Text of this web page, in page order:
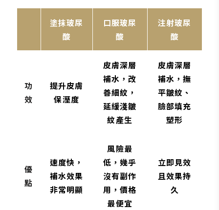
塗抹玻尿
酸
口服玻尿
酸
注射玻尿
酸
功
效
提升皮膚
保溼度
皮膚深層
補水，改
善細紋，
延緩淺皺
紋產生
皮膚深層
補水，撫
平皺紋、
臉部填充
塑形
優
點
速度快，
補水效果
非常明顯
風險最
低，幾乎
沒有副作
用，價格
最便宜
立即見效
且效果持
久